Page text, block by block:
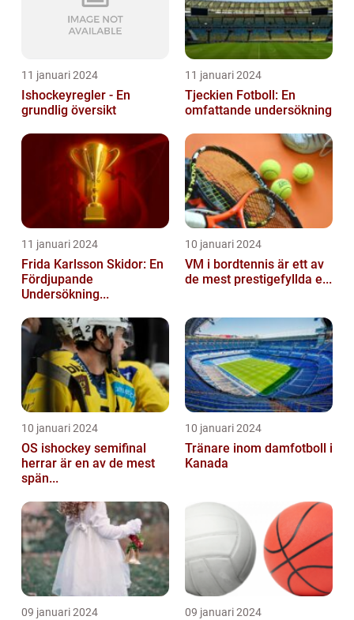
11 januari 2024
Ishockeyregler - En
grundlig översikt
11 januari 2024
Tjeckien Fotboll: En
omfattande undersökning
11 januari 2024
Frida Karlsson Skidor: En
Fördjupande
Undersökning...
10 januari 2024
VM i bordtennis är ett av
de mest prestigefyllda e...
10 januari 2024
OS ishockey semifinal
herrar är en av de mest
spän...
10 januari 2024
Tränare inom damfotboll i
Kanada
09 januari 2024 09 januari 2024